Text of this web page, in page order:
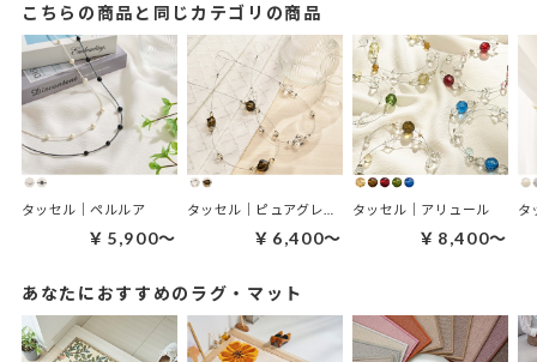
こちらの商品と同じカテゴリの商品
タッセル｜ペルルア
￥5,900～ ￥6,400～
タッセル｜アリュール
￥8,400～
タ
あなたにおすすめのラグ・マット